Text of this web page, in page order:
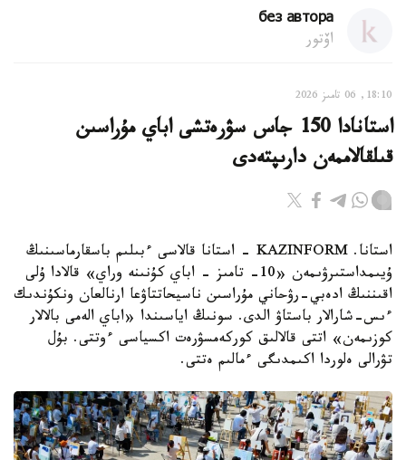
без автора
اۆتور
18:10, 06 تامىز 2026
استانادا 150 جاس سۋرەتشى اباي مۇراسىن
قىلقالاممەن دارىپتەدى
استانا. KAZINFORM - استانا قالاسى ءبىلىم باسقارماسىنىڭ
ۇيىمداستىرۋىمەن «10- تامىز - اباي كۇنىنە وراي» قالادا ۇلى
اقىننىڭ ادەبي-رۋحاني مۇراسىن ناسيحاتتاۋعا ارنالعان ونكۇندىك
ءىس-شارالار باستاۋ الدى. سونىڭ اياسىندا «اباي الەمى بالالار
كوزىمەن» اتتى قالالىق كوركەمسۋرەت اكسياسى ءوتتى. بۇل
تۋرالى ەلوردا اكىمدىگى ءمالىم ەتتى.